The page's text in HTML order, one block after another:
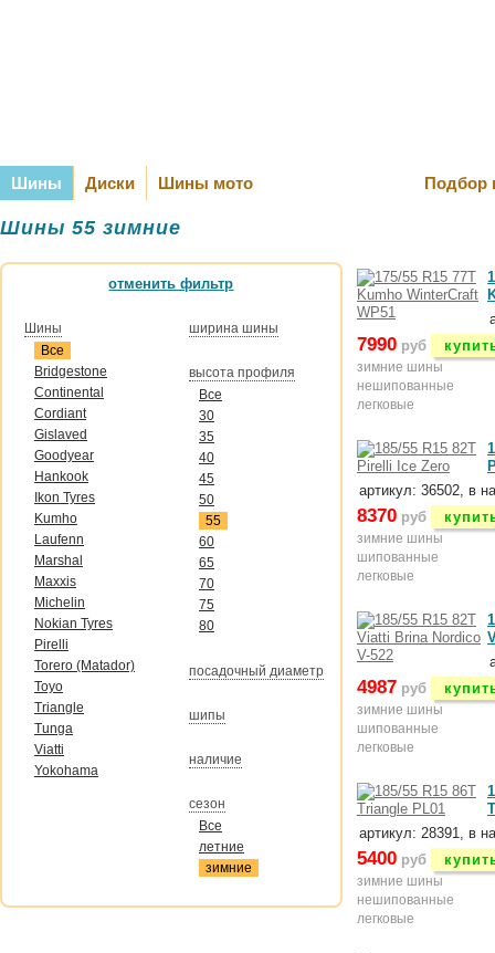
Шины Диски Шины мото Подбор
Шины 55 зимние
отменить фильтр
Шины
Все
Bridgestone
Continental
Cordiant
Gislaved
Goodyear
Hankook
Ikon Tyres
Kumho
Laufenn
Marshal
Maxxis
Michelin
Nokian Tyres
Pirelli
Torero (Matador)
Toyo
Triangle
Tunga
Viatti
Yokohama
ширина шины
высота профиля
Все
30
35
40
45
50
55
60
65
70
75
80
посадочный диаметр
шипы
наличие
сезон
Все
летние
зимние
7990 руб
зимние шины
нешипованные
легковые
артикул: 36502, в
8370 руб
зимние шины
шипованные
легковые
4987 руб
зимние шины
шипованные
легковые
артикул: 28391, в
5400 руб
зимние шины
нешипованные
легковые